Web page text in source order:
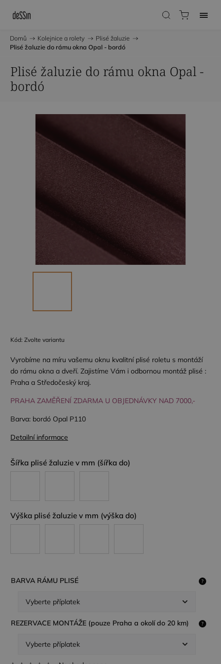
Domů / Kolejnice a rolety / Plisé žaluzie /
Plisé žaluzie do rámu okna Opal - bordó
Plisé žaluzie do rámu okna Opal -
bordó
Kód: Zvolte variantu
Vyrobíme na míru vašemu oknu kvalitní plisé roletu s montáží
do rámu okna a dveří. Zajistíme Vám i odbornou montáž plisé :
Praha a Středočeský kraj.
PRAHA ZAMĚŘENÍ ZDARMA U OBJEDNÁVKY NAD 7000,-
Barva: bordó Opal P110
Detailní informace
Šířka plisé žaluzie v mm (šířka do)
Výška plisé žaluzie v mm (výška do)
BARVA RÁMU PLISÉ ?
REZERVACE MONTÁŽE (pouze Praha a okolí do 20 km) ?